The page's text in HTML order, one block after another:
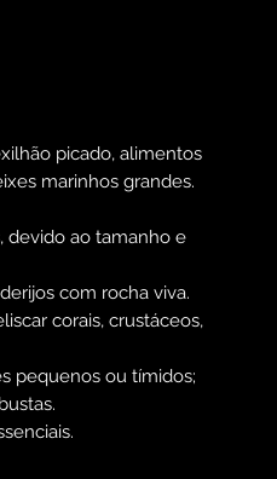
picado, alimentos
marinhos grandes.
devido ao tamanho e
com rocha viva.
corais, crustáceos,
pequenos ou tímidos;